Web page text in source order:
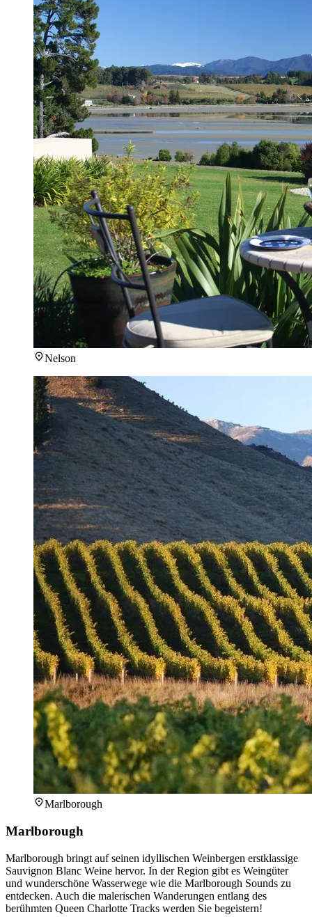
Nelson
Marlborough
Marlborough
Marlborough bringt auf seinen idyllischen Weinbergen erstklassige
Sauvignon Blanc Weine hervor. In der Region gibt es Weingüter
und wunderschöne Wasserwege wie die Marlborough Sounds zu
entdecken. Auch die malerischen Wanderungen entlang des
berühmten Queen Charlotte Tracks werden Sie begeistern!